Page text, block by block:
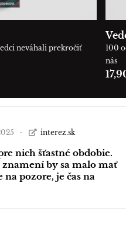
neváhali prekročiť
100
nás
interez.sk
nich šťastné obdobie.
by sa malo mať
na pozore, je čas na